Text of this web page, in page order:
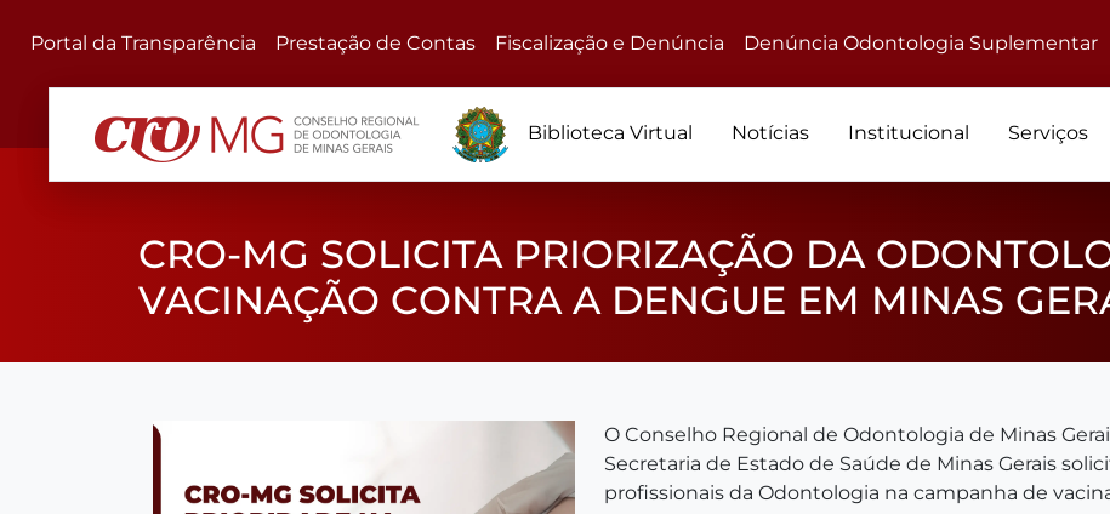
Portal da Transparência Prestação de Contas Fiscalização e Denúncia Denúncia Odontologia Suplementar
Biblioteca Virtual Notícias Institucional Serviços
CRO-MG SOLICITA PRIORIZAÇÃO DA
VACINAÇÃO CONTRA A DENGUE EM MINAS
O Conselho Regional de Odontologia de Minas
Secretaria de Estado de Saúde de Minas Gerais
profissionais da Odontologia na campanha de